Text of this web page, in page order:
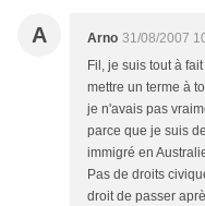
A Arno 31/08/2007
Fil, je suis tout à
mettre un terme à
je n'avais pas
parce que je suis
immigré en
Pas de droits
droit de passer